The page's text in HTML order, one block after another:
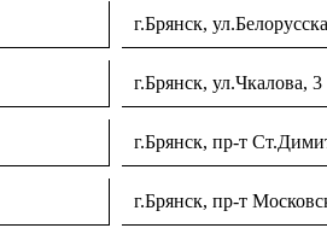
г.Брянск,
г.Брянск, ул.Чкалова, 3
г.Брянск, пр-т
г.Брянск, пр-т